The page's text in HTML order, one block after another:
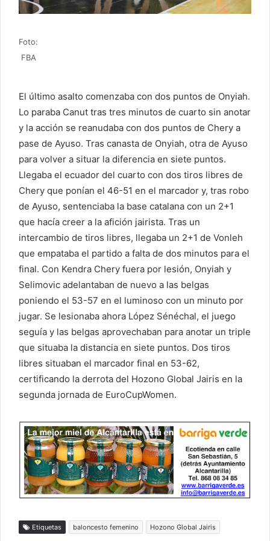
Foto:
FBA
El último asalto comenzaba con dos puntos de Onyiah.
Lo paraba Canut tras tres minutos de cuarto sin anotar
y la acción se reanudaba con dos puntos de Chery a
pase de Ayuso. Tras canasta de Onyiah, otra de Ayuso
para volver a situar la diferencia en siete puntos.
Llegaba el ecuador del cuarto con dos tiros libres de
Chery que ponían el 46-51 en el marcador y, tras robo
de Ayuso, sentenciaba la base catalana con un 2+1
que hacía creer a la afición jairista. Tras un
intercambio de tiros libres, llegaba un 2+1 de Vonleh
que empataba el partido a falta de dos minutos para el
final. Con Kendra Chery fuera por lesión, Onyiah y
Selimovic adelantaban de nuevo a las belgas
poniendo el 53-57 en el luminoso con un minuto por
jugar. Se lesionaba ahora López Sénéchal, el juego
seguía y las belgas aprovechaban para anotar un triple
que situaba la distancia en siete puntos. Dos tiros
libres situaban el marcador final en 53-62,
certificando la derrota del Hozono Global Jairis en la
segunda jornada de EuroCupWomen.
Etiquetas baloncesto femenino Hozono Global Jairis